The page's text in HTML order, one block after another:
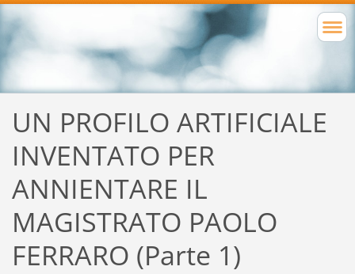
UN PROFILO ARTIFICIALE
INVENTATO PER
ANNIENTARE IL
MAGISTRATO PAOLO
FERRARO (Parte 1)